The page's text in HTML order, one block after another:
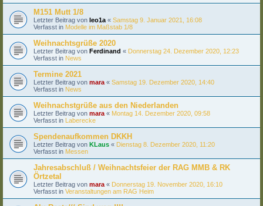
M151 Mutt 1/8
Letzter Beitrag von leo1a « Samstag 9. Januar 2021, 16:08
Verfasst in Modelle im Maßstab 1/8
Weihnachtsgrüße 2020
Letzter Beitrag von Ferdinand « Donnerstag 24. Dezember 2020, 12:23
Verfasst in News
Termine 2021
Letzter Beitrag von mara « Samstag 19. Dezember 2020, 14:40
Verfasst in News
Weihnachstgrüße aus den Niederlanden
Letzter Beitrag von mara « Montag 14. Dezember 2020, 09:58
Verfasst in Laberecke
Spendenaufkommen DKKH
Letzter Beitrag von KLaus « Dienstag 8. Dezember 2020, 11:20
Verfasst in Messen
Jahresabschluß / Weihnachtsfeier der RAG MMB & RK
Örtzetal
Letzter Beitrag von mara « Donnerstag 19. November 2020, 16:10
Verfasst in Veranstaltungen am RAG Heim